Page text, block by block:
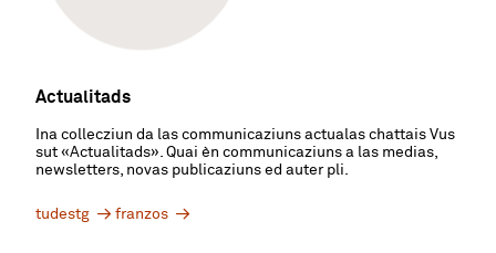
Actualitads
Ina collecziun da las communicaziuns actualas chattais Vus
sut «Actualitads» . Quai èn communicaziuns a las medias,
newsletters, novas publicaziuns ed auter pli.
tudestg franzos